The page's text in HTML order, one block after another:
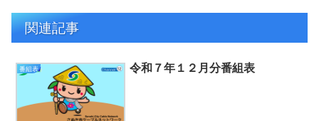
関連記事
番組表 令和７年１２月分番組表